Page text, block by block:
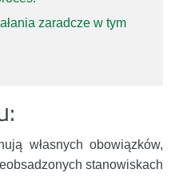
zaradcze w tym
własnych obowiązków,
stanowiskach